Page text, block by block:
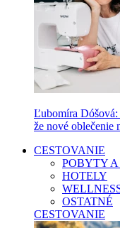
Ľubomíra
že nové oblečenie
CESTOVANIE
POBYTY
HOTELY
OSTATNÉ
CESTOVANIE